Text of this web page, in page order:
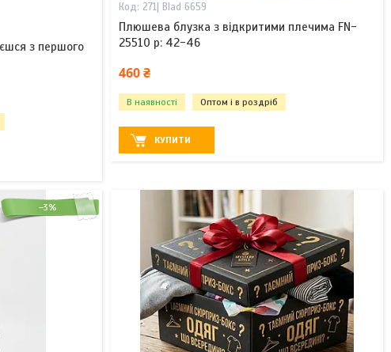
з першого
271| Blad 6659
Плюшева блузка з відкритими плечима FN-
25510 р: 42-46
460 ₴
В наявності Оптом і в роздріб
КУПИТИ
–3%